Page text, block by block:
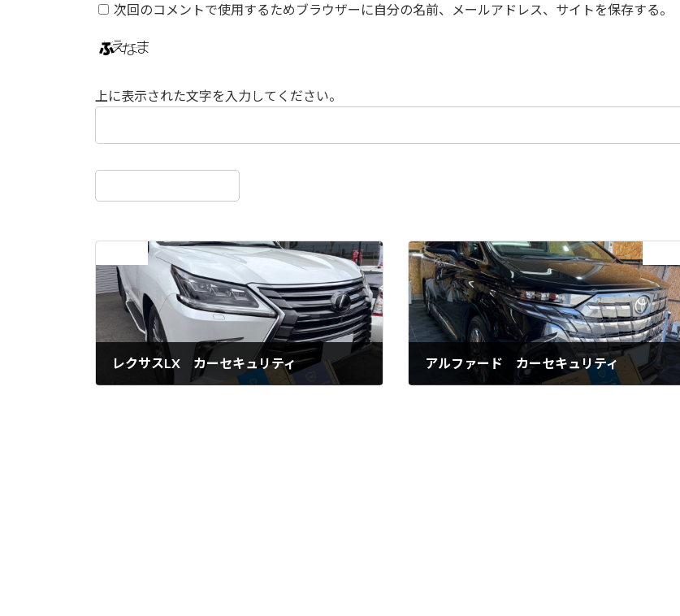
次回のコメントで使用するためブラウザーに自分の名前、メールアドレス、サイトを保存する。
上に表示された文字を入力してください。
レクサスLX カーセキュリティ アルファード カーセキュリティ